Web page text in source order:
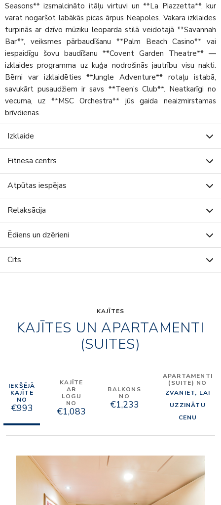
Seasons** izsmalcināto itāļu virtuvi un **La Piazzetta**, kur
varat nogaršot labākās picas ārpus Neapoles. Vakara izklaides
turpinās ar dzīvo mūziku leoparda stilā veidotajā **Savannah
Bar**, veiksmes pārbaudīšanu **Palm Beach Casino** vai
iespaidīgu šovu baudīšanu **Covent Garden Theatre** —
izklaides programma uz kuģa nodrošinās jautrību visu nakti.
Bērni var izklaidēties **Jungle Adventure** rotaļu istabā,
savukārt pusaudžiem ir savs **Teen’s Club**. Neatkarīgi no
vecuma, uz **MSC Orchestra** jūs gaida neaizmirstamas
brīvdienas.
Izklaide
Fitnesa centrs
Atpūtas iespējas
Relaksācija
Ēdiens un dzērieni
Cits
KAJĪTES
KAJĪTES UN APARTAMENTI
(SUITES)
IEKŠĒJĀ
KAJĪTE
NO
€993
KAJĪTE
AR
LOGU
NO
€1,083
BALKONS
NO
€1,233
APARTAMENTI
(SUITE) NO
ZVANIET, LAI
UZZINĀTU
CENU